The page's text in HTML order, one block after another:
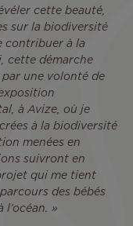
cette beauté,
sur la biodiversité
contribuer à la
cette démarche
par une volonté de
à Avize, où je
à la biodiversité
menées en
suivront en
qui me tient
des bébés
»